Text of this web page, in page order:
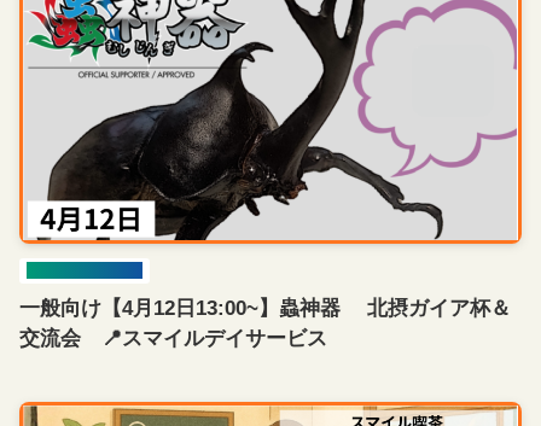
一般向け【4月12日13:00~】蟲神器 北摂ガイア杯＆
交流会 📍スマイルデイサービス